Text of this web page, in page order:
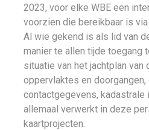
2023, voor elke WBE een
voorzien die bereikbaar is via
Al wie gekend is als lid van
manier te allen tijde toegang
situatie van het jachtplan van
oppervlaktes en doorgangen,
contactgegevens, kadastrale
allemaal verwerkt in deze
kaartprojecten.